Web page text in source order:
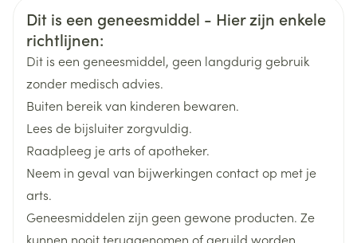
Interacties die ertoe leiden dat gelijktijdig gebruik
niet wordt aanbevolen
Interacties die
voorzorgen vereisen
Patiënten die overstappen van een ACE-
remmer/angiotensine II-receptorblokker:
Aanbevolen startdosis: 49 mg/51 mg, tweemaal
daags.
Na 2 tot 4 weken: verdubbeling van de dosis tot 97
mg/103 mg, tweemaal daags.
Opm.: het valsartan in dit geneesmiddel heeft een
hogere biologische beschikbaarheid dan het
valsartan in andere tabletformuleringen die op de
markt zijn. De 26, 51 en 103 mg valsartan in Entresto°
komen overeen met 40, 80 en 160 mg valsartan in
Merken
Breedte 64 mm
Lengte
Diepte 43 mm
Verpakking
56
Duits
Frans Frans
Veiligheidsinformatie
Dit is een geneesmiddel - Hier zijn enkele
richtlijnen:
Dit is een geneesmiddel, geen langdurig gebruik
zonder medisch advies.
Buiten bereik van kinderen bewaren.
Lees de bijsluiter zorgvuldig.
Raadpleeg je arts of apotheker.
Neem in geval van bijwerkingen contact op met je
arts.
Geneesmiddelen zijn geen gewone producten. Ze
kunnen nooit teruggenomen of geruild worden.